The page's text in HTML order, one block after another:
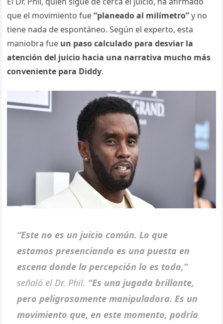
que el movimiento fue“planeado al milímetro”y no
tiene nada de espontáneo. Según el experto, esta
maniobra fue un paso calculado para desviar la
atención del juicio hacia una narrativa mucho más
conveniente para Diddy.
“Este no es un juicio común. Lo que
estamos presenciando es una puesta en
escena donde la percepción lo es todo,”
señaló el Dr. Phil. “Es una jugada brillante,
pero peligrosamente manipuladora. Es un
movimiento que, en este momento, podría